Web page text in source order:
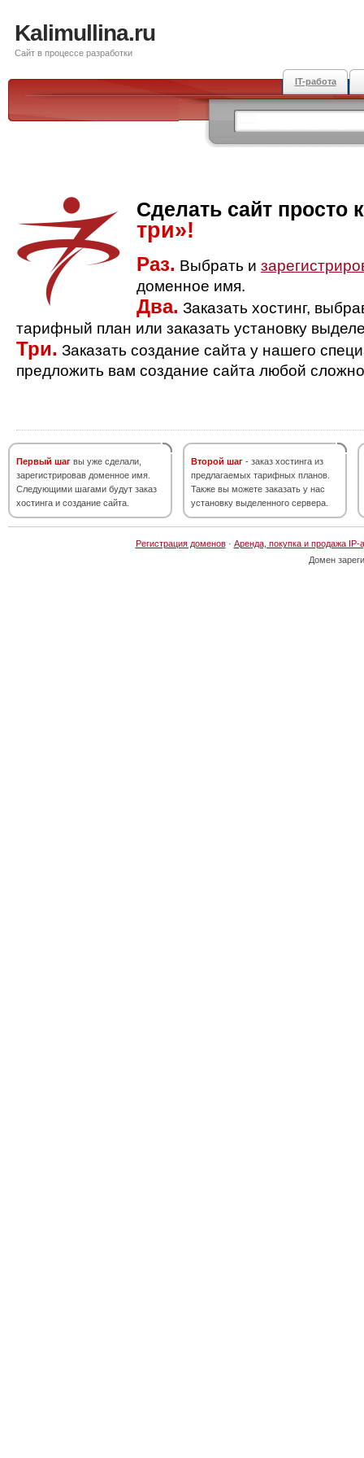
Kalimullina.ru
Сайт в процессе разработки
IT-работа
Сделать сайт просто
три»!
Раз. Выбрать и
доменное имя.
Два. Заказать хостинг,
тарифный план или заказать установку
Три. Заказать создание сайта у нашего
предложить вам создание сайта любой
Первый шаг вы уже сделали,
зарегистрировав доменное имя.
Следующими шагами будут заказ
хостинга и создание сайта.
Второй шаг - заказ хостинга из
предлагаемых тарифных планов.
Также вы можете заказать у нас
установку выделенного сервера.
Регистрация доменов· Аренда, покупка и продажа IP-
Домен